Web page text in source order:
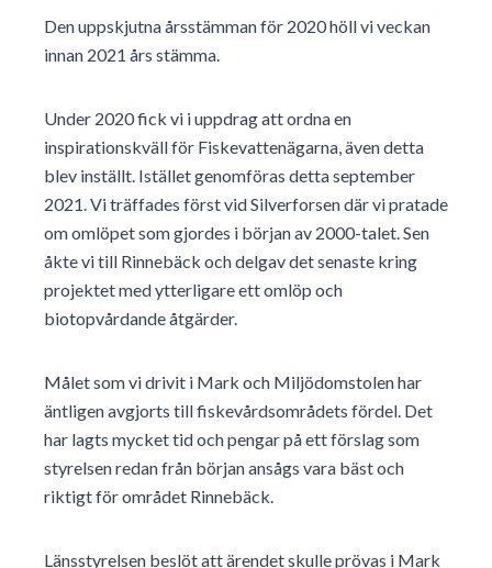
Den uppskjutna årsstämman för 2020 höll vi veckan
innan 2021 års stämma.
Under 2020 fick vi i uppdrag att ordna en
inspirationskväll för Fiskevattenägarna, även detta
blev inställt. Istället genomföras detta september
2021. Vi träffades först vid Silverforsen där vi pratade
om omlöpet som gjordes i början av 2000-talet. Sen
åkte vi till Rinnebäck och delgav det senaste kring
projektet med ytterligare ett omlöp och
biotopvårdande åtgärder.
Målet som vi drivit i Mark och Miljödomstolen har
äntligen avgjorts till fiskevårdsområdets fördel. Det
har lagts mycket tid och pengar på ett förslag som
styrelsen redan från början ansågs vara bäst och
riktigt för området Rinnebäck.
Länsstyrelsen beslöt att ärendet skulle prövas i Mark